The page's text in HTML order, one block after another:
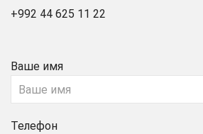
+992 44 625 11 22
Ваше имя
Телефон